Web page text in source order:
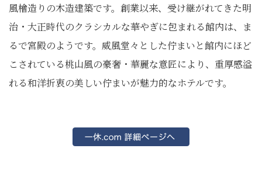
風檜造りの木造建築です。創業以来、受け継がれてきた明
治・大正時代のクラシカルな華やぎに包まれる館内は、ま
るで宮殿のようです。威風堂々とした佇まいと館内にほど
こされている桃山風の豪奢・華麗な意匠により、重厚感溢
れる和洋折衷の美しい佇まいが魅力的なホテルです。